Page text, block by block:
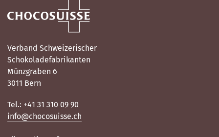
Verband Schweizerischer
Schokoladefabrikanten
Münzgraben 6
3011 Bern
Tel.: +41 31 310 09 90
info@chocosuisse.ch